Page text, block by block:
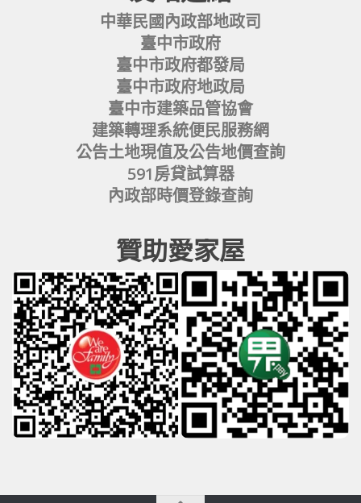
中華民國內政部地政司
臺中市政府
臺中市政府都發局
臺中市政府地政局
臺中市建築品管協會
建築轉理系統便民服務網
公告土地現值及公告地價查詢
591房貸試算器
內政部時價登錄查詢
贊助愛家屋